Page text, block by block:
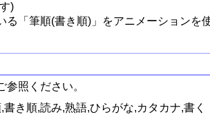
)
「筆順(書き順)」をアニメーションを
参照ください。
き順,読み,熟語,ひらがな,カタカナ,書く